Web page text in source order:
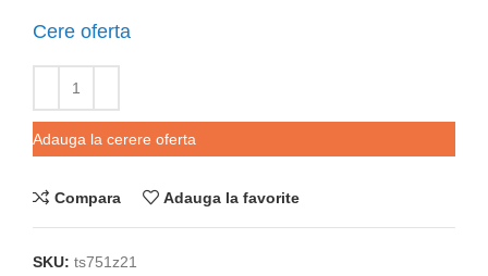
Cere oferta
Adauga la cerere oferta
Compara Adauga la favorite
SKU: ts751z21